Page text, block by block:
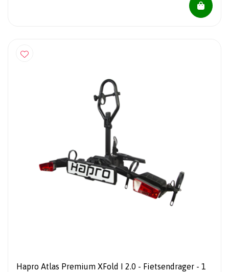
Hapro Atlas Premium XFold I 2.0 - Fietsendrager - 1